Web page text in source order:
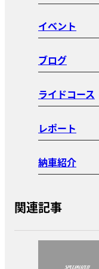
イベント
ブログ
ライドコース
レポート
納車紹介
関連記事